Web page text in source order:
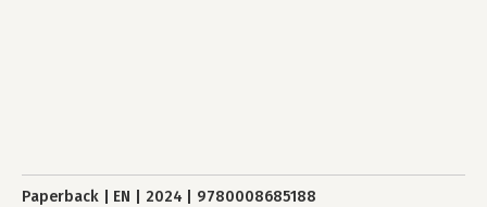
Paperback EN 2024 9780008685188